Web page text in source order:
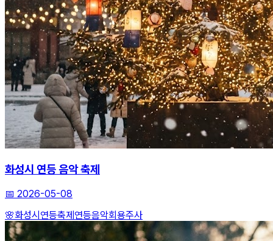
화성시 연등 음악 축제
📅 2026-05-08
🌸화성시연등축제연등음악회용주사